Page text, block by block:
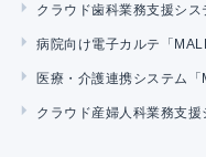
クラウド歯科業務支援シス
病院向け電子カルテ「
医療・介護連携システム「
クラウド産婦人科業務支援